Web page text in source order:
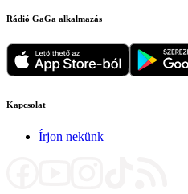
Rádió GaGa alkalmazás
Kapcsolat
Írjon nekünk